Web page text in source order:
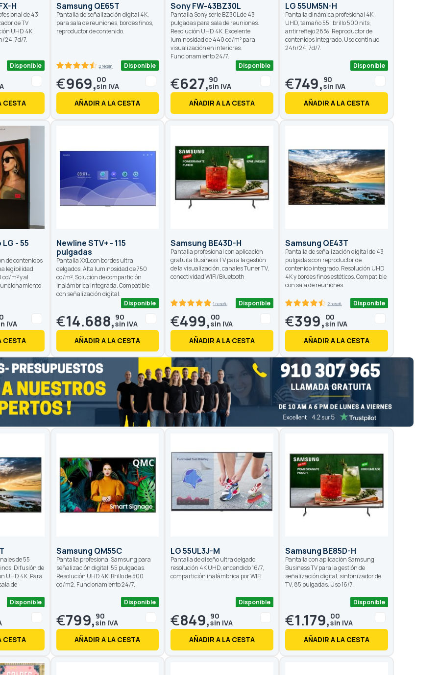
H
de 43
de TV
UHD 4K.
24, 7d/7.
Disponible
CESTA
Samsung QE65T
Pantalla de señalización digital 4K,
para sala de reuniones, bordes finos,
reproductor de contenido.
2 reseñas Disponible
€969,00
AÑADIR A LA CESTA
Sony FW-43BZ30L
Pantalla Sony serie BZ30L de 43
pulgadas para sala de reuniones.
Resolución UHD 4K. Excelente
luminosidad de 440 cd/m² para
visualización en interiores.
Funcionamiento 24/7.
Disponible
€627,90
AÑADIR A LA CESTA
LG 55UM5N-H
Pantalla dinámica profesional 4K
UHD, tamaño 55", brillo 500 nits,
antirreflejo 28%. Reproductor de
contenidos integrado. Uso continuo
24h/24, 7d/7.
Disponible
€749, 90
AÑADIR A LA CESTA
- 55
de contenidos
legibilidad
m² y al
CESTA
Newline STV+ - 115
pulgadas
Pantalla XXL con bordes ultra
delgados. Alta luminosidad de 750
cd/m². Solución de compartición
inalámbrica integrada. Compatible
con señalización digital.
Disponible
€14.688, 90
AÑADIR A LA CESTA
Samsung BE43D-H
Pantalla profesional con aplicación
gratuita Business TV para la gestión
de la visualización, canales Tuner TV,
conectividad WIFI/Bluetooth
1 reseñas Disponible
€499, 00
AÑADIR A LA CESTA
Samsung QE43T
Pantalla de señalización digital de 43
pulgadas con reproductor de
contenido integrado. Resolución UHD
4K y bordes finos estéticos. Compatible
con sala de reuniones.
2 reseñas Disponible
€399, 00
AÑADIR A LA CESTA
de 55
Difusión de
UHD 4K. Para
de
Disponible
CESTA
Samsung QM55C
Pantalla profesional Samsung para
señalización digital. 55 pulgadas.
Resolución UHD 4K. Brillo de 500
cd/m2. Funcionamiento 24/7.
Disponible
€799, 90
AÑADIR A LA CESTA
LG 55UL3J-M
Pantalla de diseño ultra delgado,
resolución 4K UHD, encendido 16/7,
compartición inalámbrica por WIFI
Disponible
€849,90
AÑADIR A LA CESTA
Samsung BE85D-H
Pantalla con aplicación Samsung
Business TV para la gestión de
señalización digital, sintonizador de
TV, 85 pulgadas. Uso 16/7.
Disponible
€1.179,00
AÑADIR A LA CESTA